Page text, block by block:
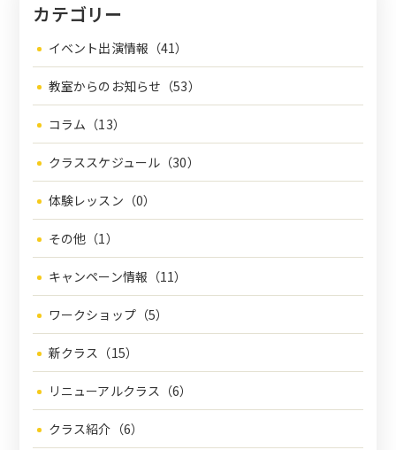
カテゴリー
イベント出演情報（41）
教室からのお知らせ（53）
コラム（13）
クラススケジュール（30）
体験レッスン（0）
その他（1）
キャンペーン情報（11）
ワークショップ（5）
新クラス（15）
リニューアルクラス（6）
クラス紹介（6）